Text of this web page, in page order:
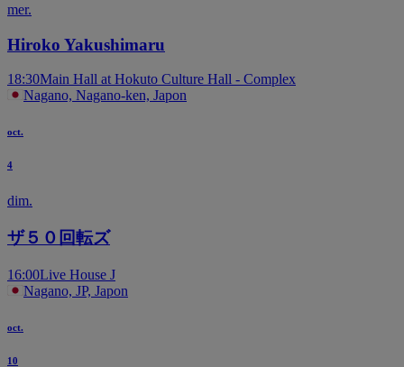
mer.
Hiroko Yakushimaru
18:30Main Hall at Hokuto Culture Hall - Complex
Nagano, Nagano-ken, Japon
oct.
4
dim.
ザ５０回転ズ
16:00Live House J
Nagano, JP, Japon
oct.
10